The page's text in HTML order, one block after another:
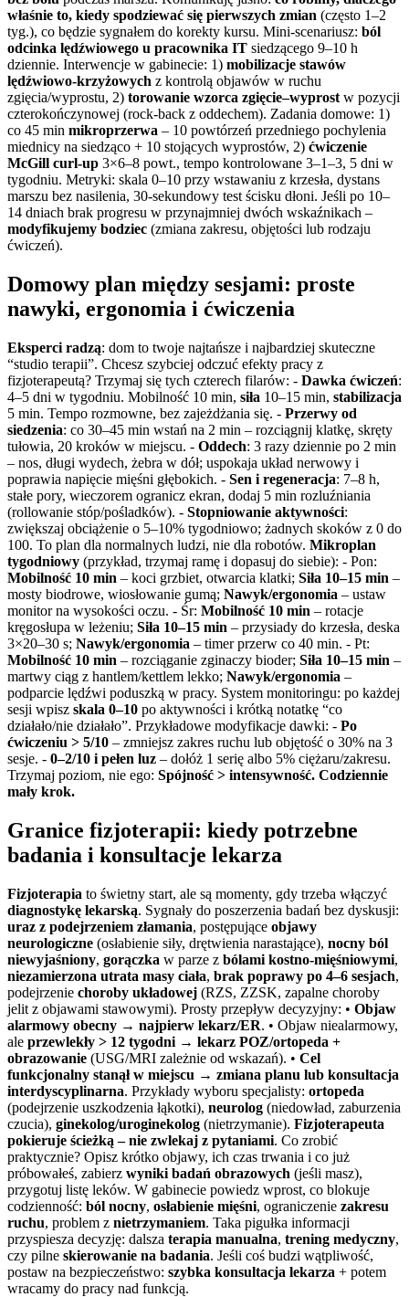
właśnie to, kiedy spodziewać się pierwszych zmian (często 1–2
tyg.), co będzie sygnałem do korekty kursu. Mini-scenariusz: ból
odcinka lędźwiowego u pracownika IT siedzącego 9–10 h
dziennie. Interwencje w gabinecie: 1) mobilizacje stawów
lędźwiowo-krzyżowych z kontrolą objawów w ruchu
zgięcia/wyprostu, 2) torowanie wzorca zgięcie–wyprost w pozycji
czterokończynowej (rock-back z oddechem). Zadania domowe: 1)
co 45 min mikroprzerwa – 10 powtórzeń przedniego pochylenia
miednicy na siedząco + 10 stojących wyprostów, 2) ćwiczenie
McGill curl-up 3×6–8 powt., tempo kontrolowane 3–1–3, 5 dni w
tygodniu. Metryki: skala 0–10 przy wstawaniu z krzesła, dystans
marszu bez nasilenia, 30-sekundowy test ścisku dłoni. Jeśli po 10–
14 dniach brak progresu w przynajmniej dwóch wskaźnikach –
modyfikujemy bodziec (zmiana zakresu, objętości lub rodzaju
ćwiczeń).
Domowy plan między sesjami: proste
nawyki, ergonomia i ćwiczenia
Eksperci radzą: dom to twoje najtańsze i najbardziej skuteczne
“studio terapii”. Chcesz szybciej odczuć efekty pracy z
fizjoterapeutą? Trzymaj się tych czterech filarów: - Dawka ćwiczeń:
4–5 dni w tygodniu. Mobilność 10 min, siła 10–15 min, stabilizacja
5 min. Tempo rozmowne, bez zajeżdżania się. - Przerwy od
siedzenia: co 30–45 min wstań na 2 min – rozciągnij klatkę, skręty
tułowia, 20 kroków w miejscu. - Oddech: 3 razy dziennie po 2 min
– nos, długi wydech, żebra w dół; uspokaja układ nerwowy i
poprawia napięcie mięśni głębokich. - Sen i regeneracja: 7–8 h,
stałe pory, wieczorem ogranicz ekran, dodaj 5 min rozluźniania
(rollowanie stóp/pośladków). - Stopniowanie aktywności:
zwiększaj obciążenie o 5–10% tygodniowo; żadnych skoków z 0 do
100. To plan dla normalnych ludzi, nie dla robotów. Mikroplan
tygodniowy (przykład, trzymaj ramę i dopasuj do siebie): - Pon:
Mobilność 10 min – koci grzbiet, otwarcia klatki; Siła 10–15 min –
mosty biodrowe, wiosłowanie gumą; Nawyk/ergonomia – ustaw
monitor na wysokości oczu. - Śr: Mobilność 10 min – rotacje
kręgosłupa w leżeniu; Siła 10–15 min – przysiady do krzesła, deska
3×20–30 s; Nawyk/ergonomia – timer przerw co 40 min. - Pt:
Mobilność 10 min – rozciąganie zginaczy bioder; Siła 10–15 min –
martwy ciąg z hantlem/kettlem lekko; Nawyk/ergonomia –
podparcie lędźwi poduszką w pracy. System monitoringu: po każdej
sesji wpisz skala 0–10 po aktywności i krótką notatkę “co
działało/nie działało”. Przykładowe modyfikacje dawki: - Po
ćwiczeniu > 5/10 – zmniejsz zakres ruchu lub objętość o 30% na 3
sesje. - 0–2/10 i pełen luz – dołóż 1 serię albo 5% ciężaru/zakresu.
Trzymaj poziom, nie ego: Spójność > intensywność. Codziennie
mały krok.
Granice fizjoterapii: kiedy potrzebne
badania i konsultacje lekarza
Fizjoterapia to świetny start, ale są momenty, gdy trzeba włączyć
diagnostykę lekarską. Sygnały do poszerzenia badań bez dyskusji:
uraz z podejrzeniem złamania, postępujące objawy
neurologiczne (osłabienie siły, drętwienia narastające), nocny ból
niewyjaśniony, gorączka w parze z bólami kostno‑mięśniowymi,
niezamierzona utrata masy ciała, brak poprawy po 4–6 sesjach,
podejrzenie choroby układowej (RZS, ZZSK, zapalne choroby
jelit z objawami stawowymi). Prosty przepływ decyzyjny: • Objaw
alarmowy obecny → najpierw lekarz/ER. • Objaw niealarmowy,
ale przewlekły > 12 tygodni → lekarz POZ/ortopeda +
obrazowanie (USG/MRI zależnie od wskazań). • Cel
funkcjonalny stanął w miejscu → zmiana planu lub konsultacja
interdyscyplinarna. Przykłady wyboru specjalisty: ortopeda
(podejrzenie uszkodzenia łąkotki), neurolog (niedowład, zaburzenia
czucia), ginekolog/uroginekolog (nietrzymanie). Fizjoterapeuta
pokieruje ścieżką – nie zwlekaj z pytaniami. Co zrobić
praktycznie? Opisz krótko objawy, ich czas trwania i co już
próbowałeś, zabierz wyniki badań obrazowych (jeśli masz),
przygotuj listę leków. W gabinecie powiedz wprost, co blokuje
codzienność: ból nocny, osłabienie mięśni, ograniczenie zakresu
ruchu, problem z nietrzymaniem. Taka pigułka informacji
przyspiesza decyzję: dalsza terapia manualna, trening medyczny,
czy pilne skierowanie na badania. Jeśli coś budzi wątpliwość,
postaw na bezpieczeństwo: szybka konsultacja lekarza + potem
wracamy do pracy nad funkcją.